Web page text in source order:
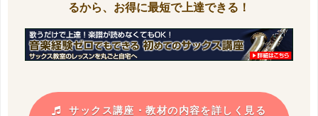
るから、お得に最短で上達できる！
サックス講座・教材の内容を詳しく見る